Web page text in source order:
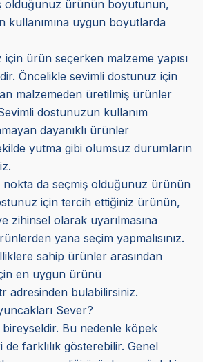
olduğunuz ürünün boyutunun,
kullanımına uygun boyutlarda
ürün seçerken malzeme yapısı
Öncelikle sevimli dostunuz için
malzemeden üretilmiş ürünler
dostunuzun kullanım
dayanıklı ürünler
yutma gibi olumsuz durumların
nokta da seçmiş olduğunuz ürünün
için tercih ettiğiniz ürünün,
zihinsel olarak uyarılmasına
yana seçim yapmalısınız.
sahip ürünler arasından
en uygun ürünü
adresinden bulabilirsiniz.
Sever?
bireyseldir. Bu nedenle köpek
de farklılık gösterebilir. Genel